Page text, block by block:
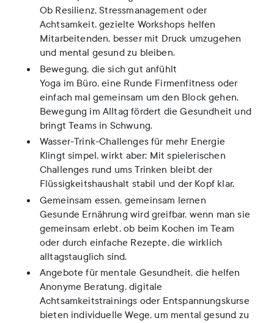
Ob Resilienz, Stressmanagement oder
Achtsamkeit, gezielte Workshops helfen
Mitarbeitenden, besser mit Druck umzugehen
und mental gesund zu bleiben.
Bewegung, die sich gut anfühlt
Yoga im Büro, eine Runde Firmenfitness oder
einfach mal gemeinsam um den Block gehen,
Bewegung im Alltag fördert die Gesundheit und
bringt Teams in Schwung.
Wasser-Trink-Challenges für mehr Energie
Klingt simpel, wirkt aber: Mit spielerischen
Challenges rund ums Trinken bleibt der
Flüssigkeitshaushalt stabil und der Kopf klar.
Gemeinsam essen, gemeinsam lernen
Gesunde Ernährung wird greifbar, wenn man sie
gemeinsam erlebt, ob beim Kochen im Team
oder durch einfache Rezepte, die wirklich
alltagstauglich sind.
Angebote für mentale Gesundheit, die helfen
Anonyme Beratung, digitale
Achtsamkeitstrainings oder Entspannungskurse
bieten individuelle Wege, um mental gesund zu